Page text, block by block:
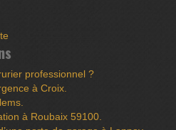
professionnel ?
à Croix.
à Roubaix 59100.